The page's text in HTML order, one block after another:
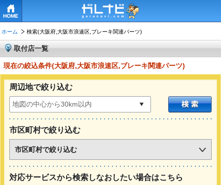
ホーム 検索(大阪府,大阪市浪速区,ブレーキ関連パーツ)
取付店一覧
現在の絞込条件(大阪府,大阪市浪速区,ブレーキ関連パーツ)
周辺地で絞り込む
市区町村で絞り込む
市区町村で絞り込む
対応サービスから検索しなおしたい場合はこちら